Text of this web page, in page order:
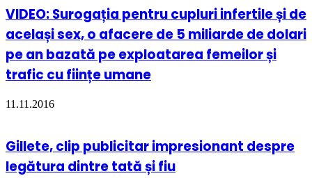
VIDEO: Surogația pentru cupluri infertile și de
același sex, o afacere de 5 miliarde de dolari
pe an bazată pe exploatarea femeilor și
trafic cu ființe umane
11.11.2016
Gillete, clip publicitar impresionant despre
legătura dintre tată și fiu